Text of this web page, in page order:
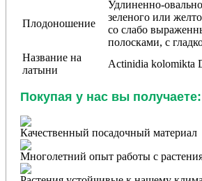
Плодоношение
Удлиненно-
зеленого или
со слабо
полосками, с
Название на
латыни
Actinidia kolomikta
Покупая у нас вы получаете:
Качественный посадочный материал
Многолетний опыт работы с